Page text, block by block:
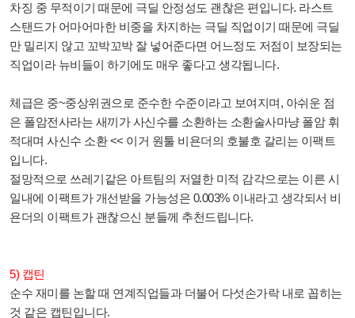
차징 중 무적이기 때문에 극딜 안정성도 괜찮은 편입니다. 라스트
스탠드가 어마어마한 비중을 차지하는 극딜 직업이기 때문에 극딜
만 밀리지 않고 꼬박꼬박 잘 넣어준다면 어느정도 저점이 보장되는
직업이라 뉴비들이 하기에도 매우 좋다고 생각됩니다.
체급은 중~중상위권으로 준수한 수준이라고 보여지며, 아쉬운 점
은 폴암전사라는 새끼가 사신수를 소환하는 소환술사마냥 폴암 휘
적대며 사신수 소환 << 이거 원툴 비욘더의 호불호 갈리는 이팩트
입니다.
절망적으로 쓰레기같은 아트팀의 저열한 미적 감각으로는 이른 시
일내에 이팩트가 개선받을 가능성은 0.003% 이내라고 생각되서 비
욘더의 이팩트가 괜찮으신 분들께 추천드립니다.
5) 캡틴
순수 재미를 논할 때 연계직업들과 더불어 다섯손가락 내로 꼽히는
것 같은 캡틴입니다.